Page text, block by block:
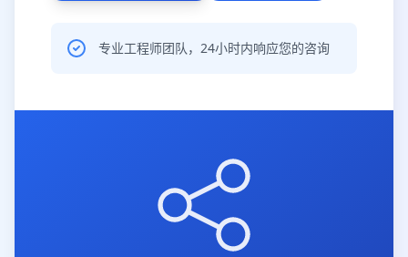
专业工程师团队，24小时内响应您的咨询